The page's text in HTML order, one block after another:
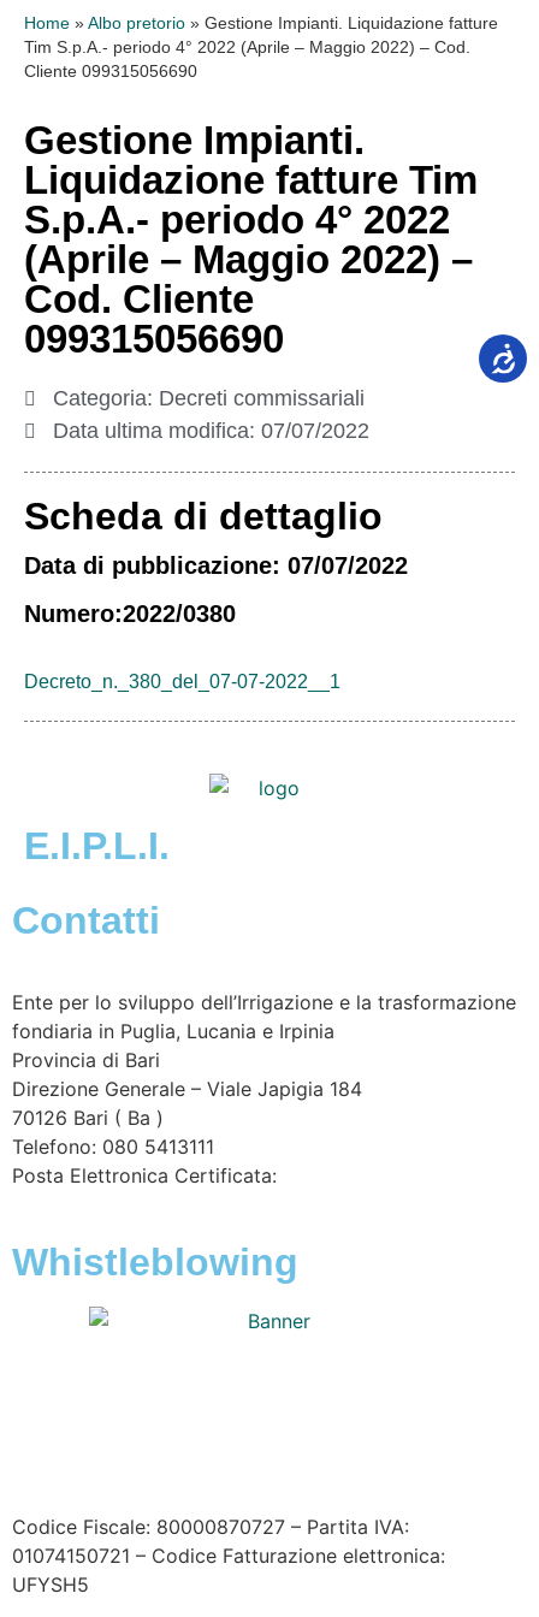
Home » Albo pretorio » Gestione Impianti. Liquidazione fatture
Tim S.p.A.- periodo 4° 2022 (Aprile – Maggio 2022) – Cod.
Cliente 099315056690
Gestione Impianti.
Liquidazione fatture Tim
S.p.A.- periodo 4° 2022
(Aprile – Maggio 2022) –
Cod. Cliente
099315056690
Categoria: Decreti commissariali
Data ultima modifica: 07/07/2022
Scheda di dettaglio
Data di pubblicazione: 07/07/2022
Numero:2022/0380
Decreto_n._380_del_07-07-2022__1
E.I.P.L.I.
Contatti
Ente per lo sviluppo dell’Irrigazione e la trasformazione
fondiaria in Puglia, Lucania e Irpinia
Provincia di Bari
Direzione Generale – Viale Japigia 184
70126 Bari ( Ba )
Telefono: 080 5413111
Posta Elettronica Certificata:
Whistleblowing
Codice Fiscale: 80000870727 – Partita IVA:
01074150721 – Codice Fatturazione elettronica:
UFYSH5